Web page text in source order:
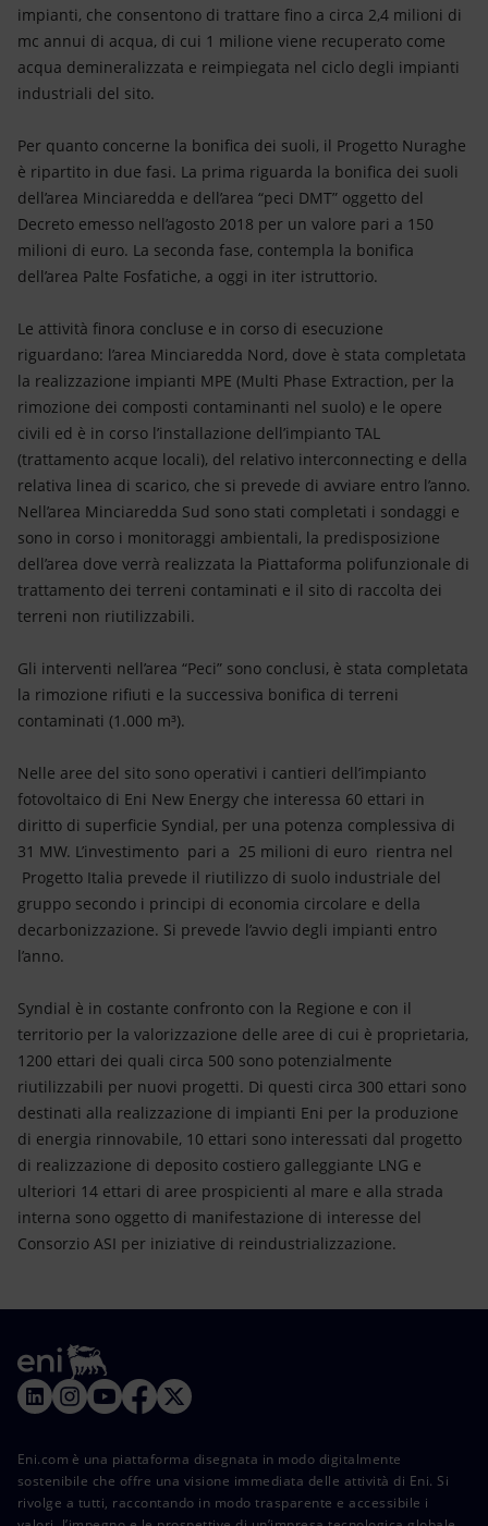
impianti, che consentono di trattare fino a circa 2,4 milioni di
mc annui di acqua, di cui 1 milione viene recuperato come
acqua demineralizzata e reimpiegata nel ciclo degli impianti
industriali del sito.
Per quanto concerne la bonifica dei suoli, il Progetto Nuraghe
è ripartito in due fasi. La prima riguarda la bonifica dei suoli
dell’area Minciaredda e dell’area “peci DMT” oggetto del
Decreto emesso nell’agosto 2018 per un valore pari a 150
milioni di euro. La seconda fase, contempla la bonifica
dell’area Palte Fosfatiche, a oggi in iter istruttorio.
Le attività finora concluse e in corso di esecuzione
riguardano: l’area Minciaredda Nord, dove è stata completata
la realizzazione impianti MPE (Multi Phase Extraction, per la
rimozione dei composti contaminanti nel suolo) e le opere
civili ed è in corso l’installazione dell’impianto TAL
(trattamento acque locali), del relativo interconnecting e della
relativa linea di scarico, che si prevede di avviare entro l’anno.
Nell’area Minciaredda Sud sono stati completati i sondaggi e
sono in corso i monitoraggi ambientali, la predisposizione
dell’area dove verrà realizzata la Piattaforma polifunzionale di
trattamento dei terreni contaminati e il sito di raccolta dei
terreni non riutilizzabili.
Gli interventi nell’area “Peci” sono conclusi, è stata completata
la rimozione rifiuti e la successiva bonifica di terreni
contaminati (1.000 m³).
Nelle aree del sito sono operativi i cantieri dell’impianto
fotovoltaico di Eni New Energy che interessa 60 ettari in
diritto di superficie Syndial, per una potenza complessiva di
31 MW. L’investimento pari a 25 milioni di euro rientra nel
Progetto Italia prevede il riutilizzo di suolo industriale del
gruppo secondo i principi di economia circolare e della
decarbonizzazione. Si prevede l’avvio degli impianti entro
l’anno.
Syndial è in costante confronto con la Regione e con il
territorio per la valorizzazione delle aree di cui è proprietaria,
1200 ettari dei quali circa 500 sono potenzialmente
riutilizzabili per nuovi progetti. Di questi circa 300 ettari sono
destinati alla realizzazione di impianti Eni per la produzione
di energia rinnovabile, 10 ettari sono interessati dal progetto
di realizzazione di deposito costiero galleggiante LNG e
ulteriori 14 ettari di aree prospicienti al mare e alla strada
interna sono oggetto di manifestazione di interesse del
Consorzio ASI per iniziative di reindustrializzazione.
Eni.com è una piattaforma disegnata in modo digitalmente
sostenibile che offre una visione immediata delle attività di Eni. Si
rivolge a tutti, raccontando in modo trasparente e accessibile i